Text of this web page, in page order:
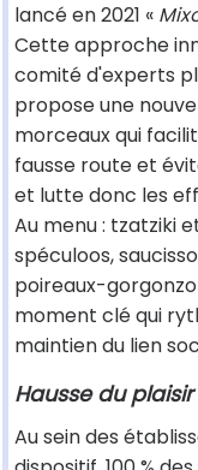
lancé en 2021 «
Cette approche
comité d'experts
propose une
morceaux qui
fausse route et
et lutte donc les
Au menu : tzatziki
spéculoos,
poireaux-
moment clé qui
maintien du lien
Hausse du
Au sein des